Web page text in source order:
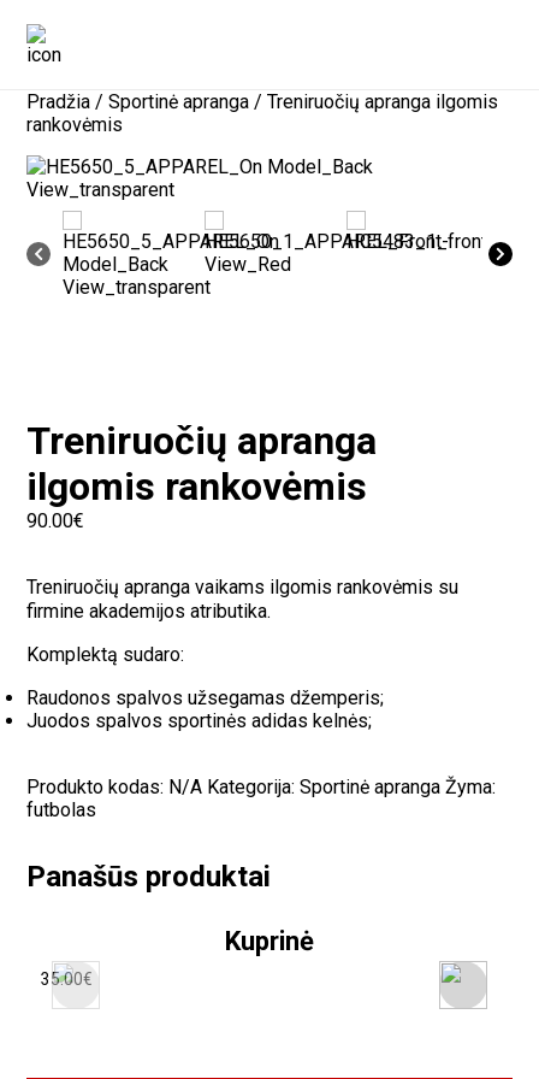
Pradžia / Sportinė apranga / Treniruočių apranga ilgomis
rankovėmis
Treniruočių apranga
ilgomis rankovėmis
90.00€
Treniruočių apranga vaikams ilgomis rankovėmis su
firmine akademijos atributika.
Komplektą sudaro:
Raudonos spalvos užsegamas džemperis;
Juodos spalvos sportinės adidas kelnės;
Produkto kodas: N/A Kategorija: Sportinė apranga Žyma:
futbolas
Panašūs produktai
Kuprinė
35.00€